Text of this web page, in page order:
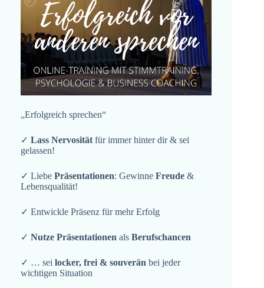
„Erfolgreich sprechen“
✓ Lass Nervosität für immer hinter dir & sei
gelassen!
✓ Liebe Präsentationen: Gewinne Freude &
Lebensqualität!
✓ Entwickle Präsenz für mehr Erfolg
✓ Nutze Präsentationen als Berufschancen
✓ … sei locker, frei & souverän bei jeder
wichtigen Situation